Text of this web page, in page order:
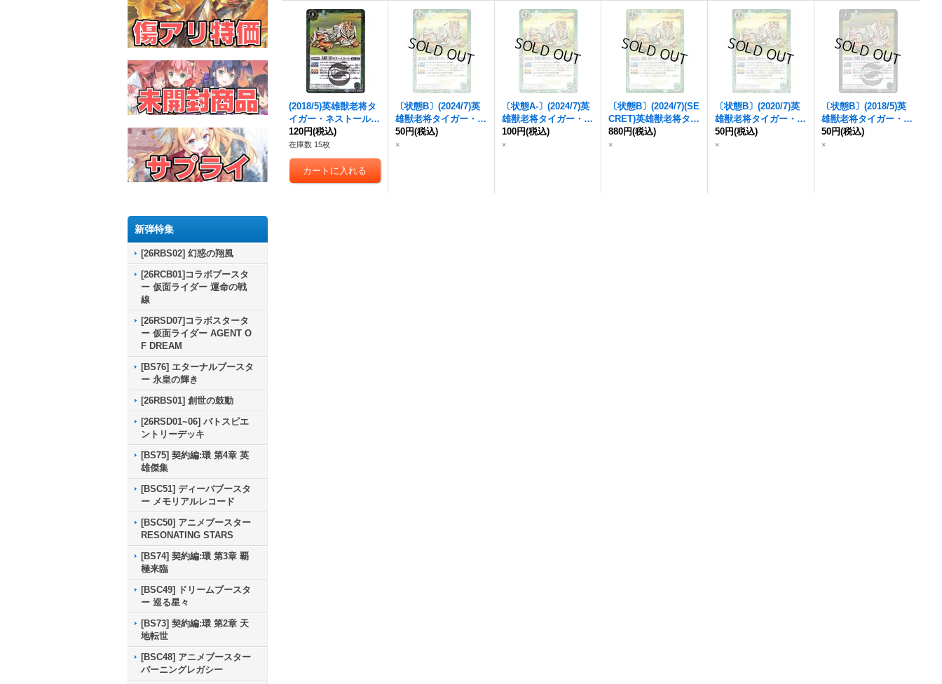
新弾特集
[26RBS02] 幻惑の翔風
[26RCB01]コラボブースタ
ー 仮面ライダー 運命の戦
線
[26RSD07]コラボスタータ
ー 仮面ライダー AGENT O
F DREAM
[BS76] エターナルブースタ
ー 永皇の輝き
[26RBS01] 創世の鼓動
[26RSD01~06] バトスピエ
ントリーデッキ
[BS75] 契約編:環 第4章 英
雄傑集
[BSC51] ディーバブースタ
ー メモリアルレコード
[BSC50] アニメブースター
RESONATING STARS
[BS74] 契約編:環 第3章 覇
極来臨
[BSC49] ドリームブースタ
ー 巡る星々
[BS73] 契約編:環 第2章 天
地転世
[BSC48] アニメブースター
バーニングレガシー
(2018/5)英雄獣老将タ
イガー・ネストール
【R】{BS44-033}
《緑》
120円(税込)
在庫数 15枚
〔状態B〕(2024/7)英
雄獣老将タイガー・ネ
ストール(Xレア仕様/L
M2024収録)【R】{BS
50円(税込)
×
〔状態A-〕(2024/7)英
雄獣老将タイガー・ネ
ストール(Xレア仕様/L
M2024収録)【R】{BS
100円(税込)
×
〔状態B〕(2024/7)(SE
CRET)英雄獣老将タイ
ガー・ネストール
ア仕様/LM2024収録)
880円(税込)
×
〔状態B〕(2020/7)英
雄獣老将タイガー・ネ
ストール(BSC36収録)
【R】{BS44-033}
50円(税込)
×
〔状態B〕(2018/5)英
雄獣老将タイガー・ネ
ストール【R】{BS44-
033}《緑》
50円(税込)
×